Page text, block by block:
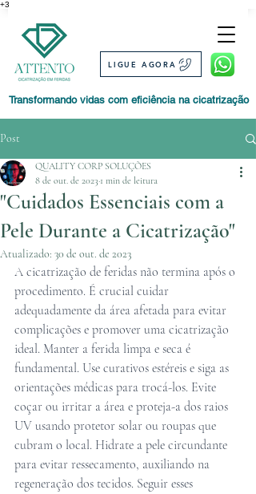
+3
Transformando vidas com eficiência na cicatrização
LIGUE AGORA
Post
"Cuidados Essenciais com a
Pele Durante a Cicatrização"
QUALITY CORP SOLUÇÕES
8 de out. de 2023 1 min de leitura
Atualizado: 30 de out. de 2023
A cicatrização de feridas não termina após o
procedimento. É crucial cuidar
adequadamente da área afetada para evitar
complicações e promover uma cicatrização
ideal. Manter a ferida limpa e seca é
fundamental. Use curativos estéreis e siga as
orientações médicas para trocá-los. Evite
coçar ou irritar a área e proteja-a dos raios
UV usando protetor solar ou roupas que
cubram o local. Hidrate a pele circundante
para evitar ressecamento, auxiliando na
regeneração dos tecidos. Seguir esses